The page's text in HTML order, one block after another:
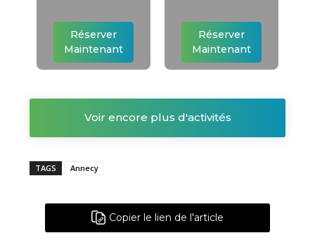
Réserver
Maintenant
Réserver
Maintenant
Voir encore plus d'activités
TAGS Annecy
Copier le lien de l'article